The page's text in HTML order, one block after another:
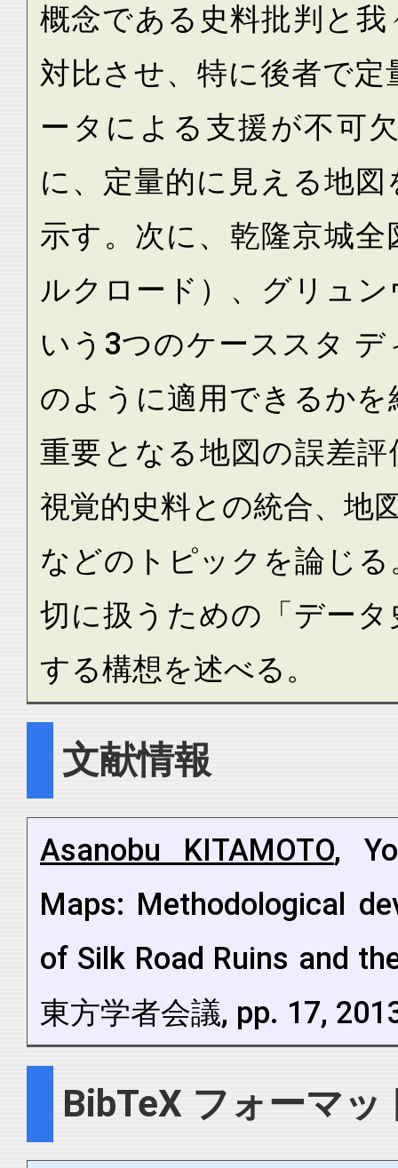
概念である史料批判と
対比させ、特に後者で
ータによる支援が不可
に、定量的に見える地
示す。次に、乾隆京城
ルクロード）、グリュ
いう3つのケーススタ
のように適用できるか
重要となる地図の誤差
視覚的史料との統合、地
などのトピックを論じ
切に扱うための「デー
する構想を述べる。
文献情報
Asanobu KITAMOTO,
Maps: Methodological
of Silk Road Ruins and
東方学者会議, pp. 17,
BibTeX フォーマッ